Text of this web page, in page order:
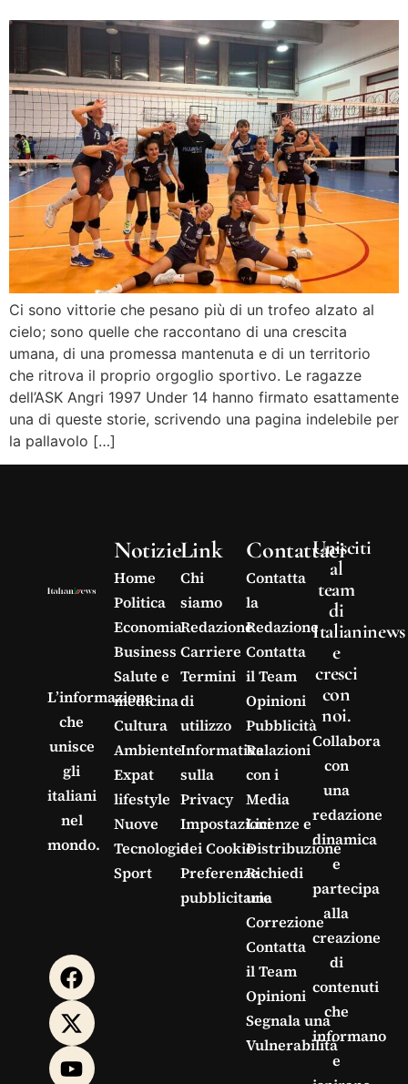
Ci sono vittorie che pesano più di un trofeo alzato al
cielo; sono quelle che raccontano di una crescita
umana, di una promessa mantenuta e di un territorio
che ritrova il proprio orgoglio sportivo. Le ragazze
dell’ASK Angri 1997 Under 14 hanno firmato esattamente
una di queste storie, scrivendo una pagina indelebile per
la pallavolo […]
L’informazione
che
unisce
gli
italiani
nel
mondo.
Notizie
Home
Politica
Economia
Business
Salute e
medicina
Cultura
Ambiente
Expat
lifestyle
Nuove
Tecnologie
Sport
Link
Chi
siamo
Redazione
Carriere
Termini
di
utilizzo
Informativa
sulla
Privacy
Impostazioni
dei Cookie
Preferenze
pubblicitarie
Contattaci
Contatta
la
Redazione
Contatta
il Team
Opinioni
Pubblicità
Relazioni
con i
Media
Licenze e
Distribuzione
Richiedi
una
Correzione
Contatta
il Team
Opinioni
Segnala una
Vulnerabilità
Unisciti
al
team
di
Italianinews
e
cresci
con
noi.
Collabora
con
una
redazione
dinamica
e
partecipa
alla
creazione
di
contenuti
che
informano
e